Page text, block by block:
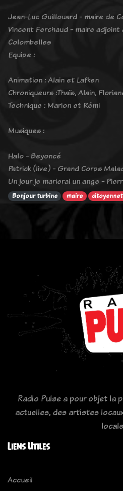
Jean-Luc Guillouard - maire de
Vincent Ferchaud - maire
Colombelles
Equipe :
Animation : Alain et Lafken
Chroniqueurs :Thaïs, Alain,
Technique : Marion et Rémi
Musiques :
Halo - Beyoncé
Patrick (live) - Grand Corps
Un jour je marierai un ange -
Bonjour turbine maire
Radio Pulse a pour objet la
actuelles, des artistes
Liens Utiles
Accueil